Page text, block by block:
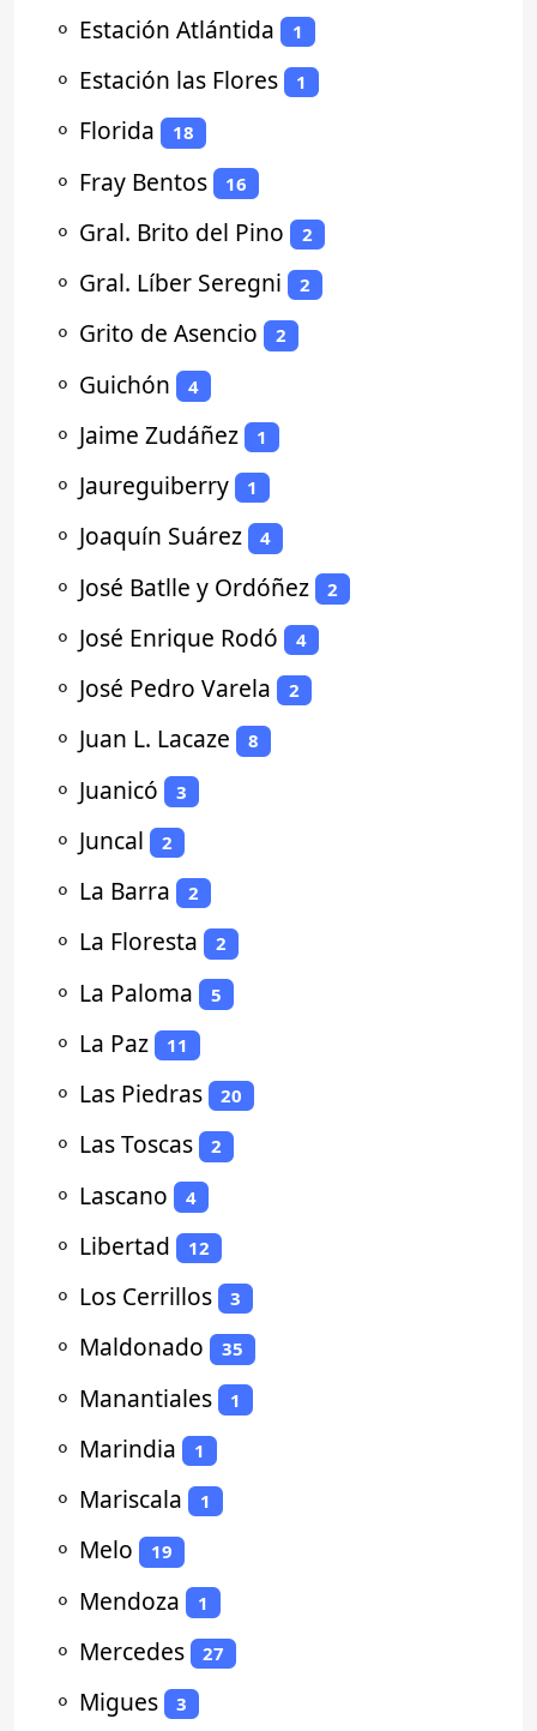
⚬ Estación Atlántida 1
⚬ Estación las Flores 1
⚬ Florida 18
⚬ Fray Bentos 16
⚬ Gral. Brito del Pino 2
⚬ Gral. Líber Seregni 2
⚬ Grito de Asencio 2
⚬ Guichón 4
⚬ Jaime Zudáñez 1
⚬ Jaureguiberry 1
⚬ Joaquín Suárez 4
⚬ José Batlle y Ordóñez 2
⚬ José Enrique Rodó 4
⚬ José Pedro Varela 2
⚬ Juan L. Lacaze 8
⚬ Juanicó 3
⚬ Juncal 2
⚬ La Barra 2
⚬ La Floresta 2
⚬ La Paloma 5
⚬ La Paz 11
⚬ Las Piedras 20
⚬ Las Toscas 2
⚬ Lascano 4
⚬ Libertad 12
⚬ Los Cerrillos 3
⚬ Maldonado 35
⚬ Manantiales 1
⚬ Marindia 1
⚬ Mariscala 1
⚬ Melo 19
⚬ Mendoza 1
⚬ Mercedes 27
⚬ Migues 3